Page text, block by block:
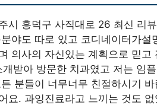
시 흥덕구 사직대로 26 최신 리
야도 따로 있고 코디네이터가
의사의 자신있는 계획으로 믿
받아 방문한 치과였고 저는 임
분들이 너무너무 친절하시기
요. 과잉진료라고 느끼는 것도